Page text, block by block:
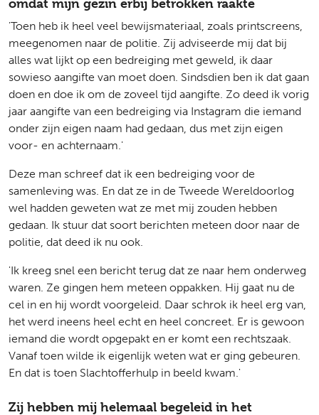
'Toen heb ik heel veel bewijsmateriaal, zoals printscreens,
meegenomen naar de politie. Zij adviseerde mij dat bij
alles wat lijkt op een bedreiging met geweld, ik daar
sowieso aangifte van moet doen. Sindsdien ben ik dat gaan
doen en doe ik om de zoveel tijd aangifte. Zo deed ik vorig
jaar aangifte van een bedreiging via Instagram die iemand
onder zijn eigen naam had gedaan, dus met zijn eigen
voor- en achternaam.'
Deze man schreef dat ik een bedreiging voor de
samenleving was. En dat ze in de Tweede Wereldoorlog
wel hadden geweten wat ze met mij zouden hebben
gedaan. Ik stuur dat soort berichten meteen door naar de
politie, dat deed ik nu ook.
'Ik kreeg snel een bericht terug dat ze naar hem onderweg
waren. Ze gingen hem meteen oppakken. Hij gaat nu de
cel in en hij wordt voorgeleid. Daar schrok ik heel erg van,
het werd ineens heel echt en heel concreet. Er is gewoon
iemand die wordt opgepakt en er komt een rechtszaak.
Vanaf toen wilde ik eigenlijk weten wat er ging gebeuren.
En dat is toen Slachtofferhulp in beeld kwam.'
Zij hebben mij helemaal begeleid in het